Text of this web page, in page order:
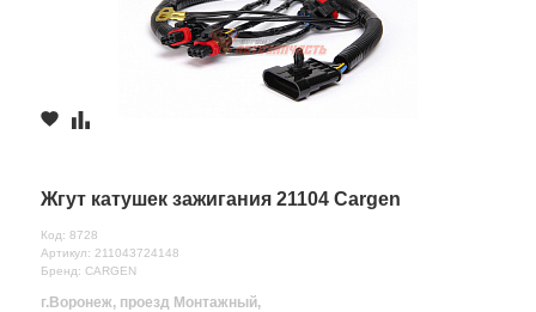
Жгут катушек зажигания 21104 Cargen
Код: 8728
Артикул: 211043724148
Бренд: CARGEN
г.Воронеж, проезд Монтажный,